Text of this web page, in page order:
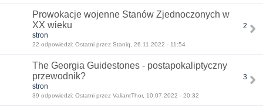
Prowokacje wojenne Stanów Zjednoczonych w
XX wieku
2
stron
22 odpowiedzi: Ostatni przez Staniq, 26.11.2022 - 11:54
The Georgia Guidestones - postapokaliptyczny
przewodnik?
3
stron
39 odpowiedzi: Ostatni przez ValiantThor, 10.07.2022 - 20:32